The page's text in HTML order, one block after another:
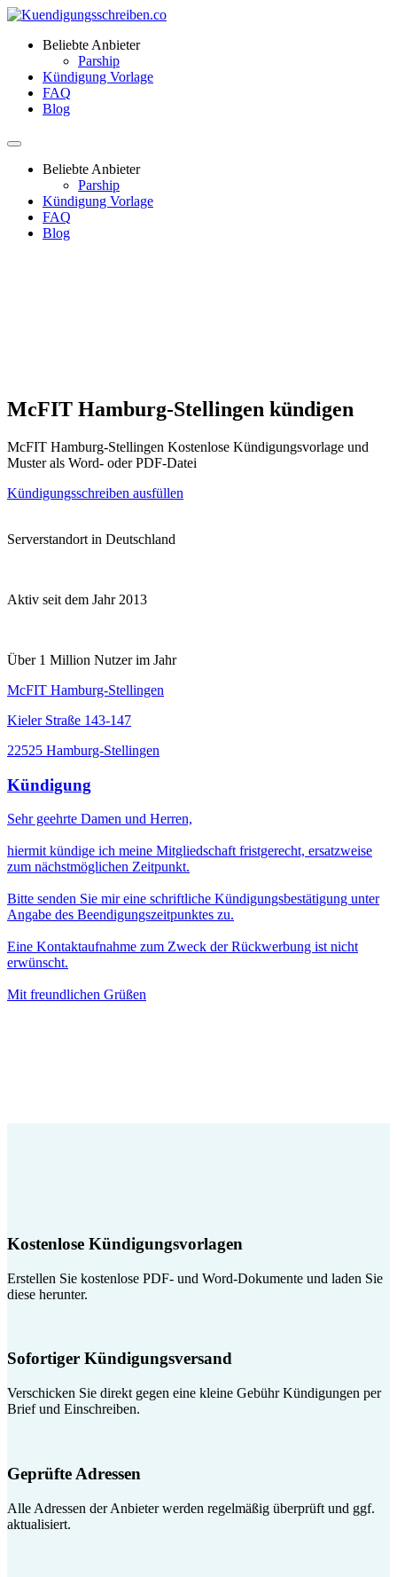
Beliebte Anbieter
Parship
Kündigung Vorlage
FAQ
Blog
Beliebte Anbieter
Parship
Kündigung Vorlage
FAQ
Blog
McFIT Hamburg-Stellingen kündigen
McFIT Hamburg-Stellingen Kostenlose Kündigungsvorlage und
Muster als Word- oder PDF-Datei
Kündigungsschreiben ausfüllen
Serverstandort in Deutschland
Aktiv seit dem Jahr 2013
Über 1 Million Nutzer im Jahr
McFIT Hamburg-Stellingen
Kieler Straße 143-147
22525 Hamburg-Stellingen
Kündigung
Sehr geehrte Damen und Herren,
hiermit kündige ich meine Mitgliedschaft fristgerecht, ersatzweise
zum nächstmöglichen Zeitpunkt.
Bitte senden Sie mir eine schriftliche Kündigungsbestätigung unter
Angabe des Beendigungszeitpunktes zu.
Eine Kontaktaufnahme zum Zweck der Rückwerbung ist nicht
erwünscht.
Mit freundlichen Grüßen
Kostenlose Kündigungsvorlagen
Erstellen Sie kostenlose PDF- und Word-Dokumente und laden Sie
diese herunter.
Sofortiger Kündigungsversand
Verschicken Sie direkt gegen eine kleine Gebühr Kündigungen per
Brief und Einschreiben.
Geprüfte Adressen
Alle Adressen der Anbieter werden regelmäßig überprüft und ggf.
aktualisiert.